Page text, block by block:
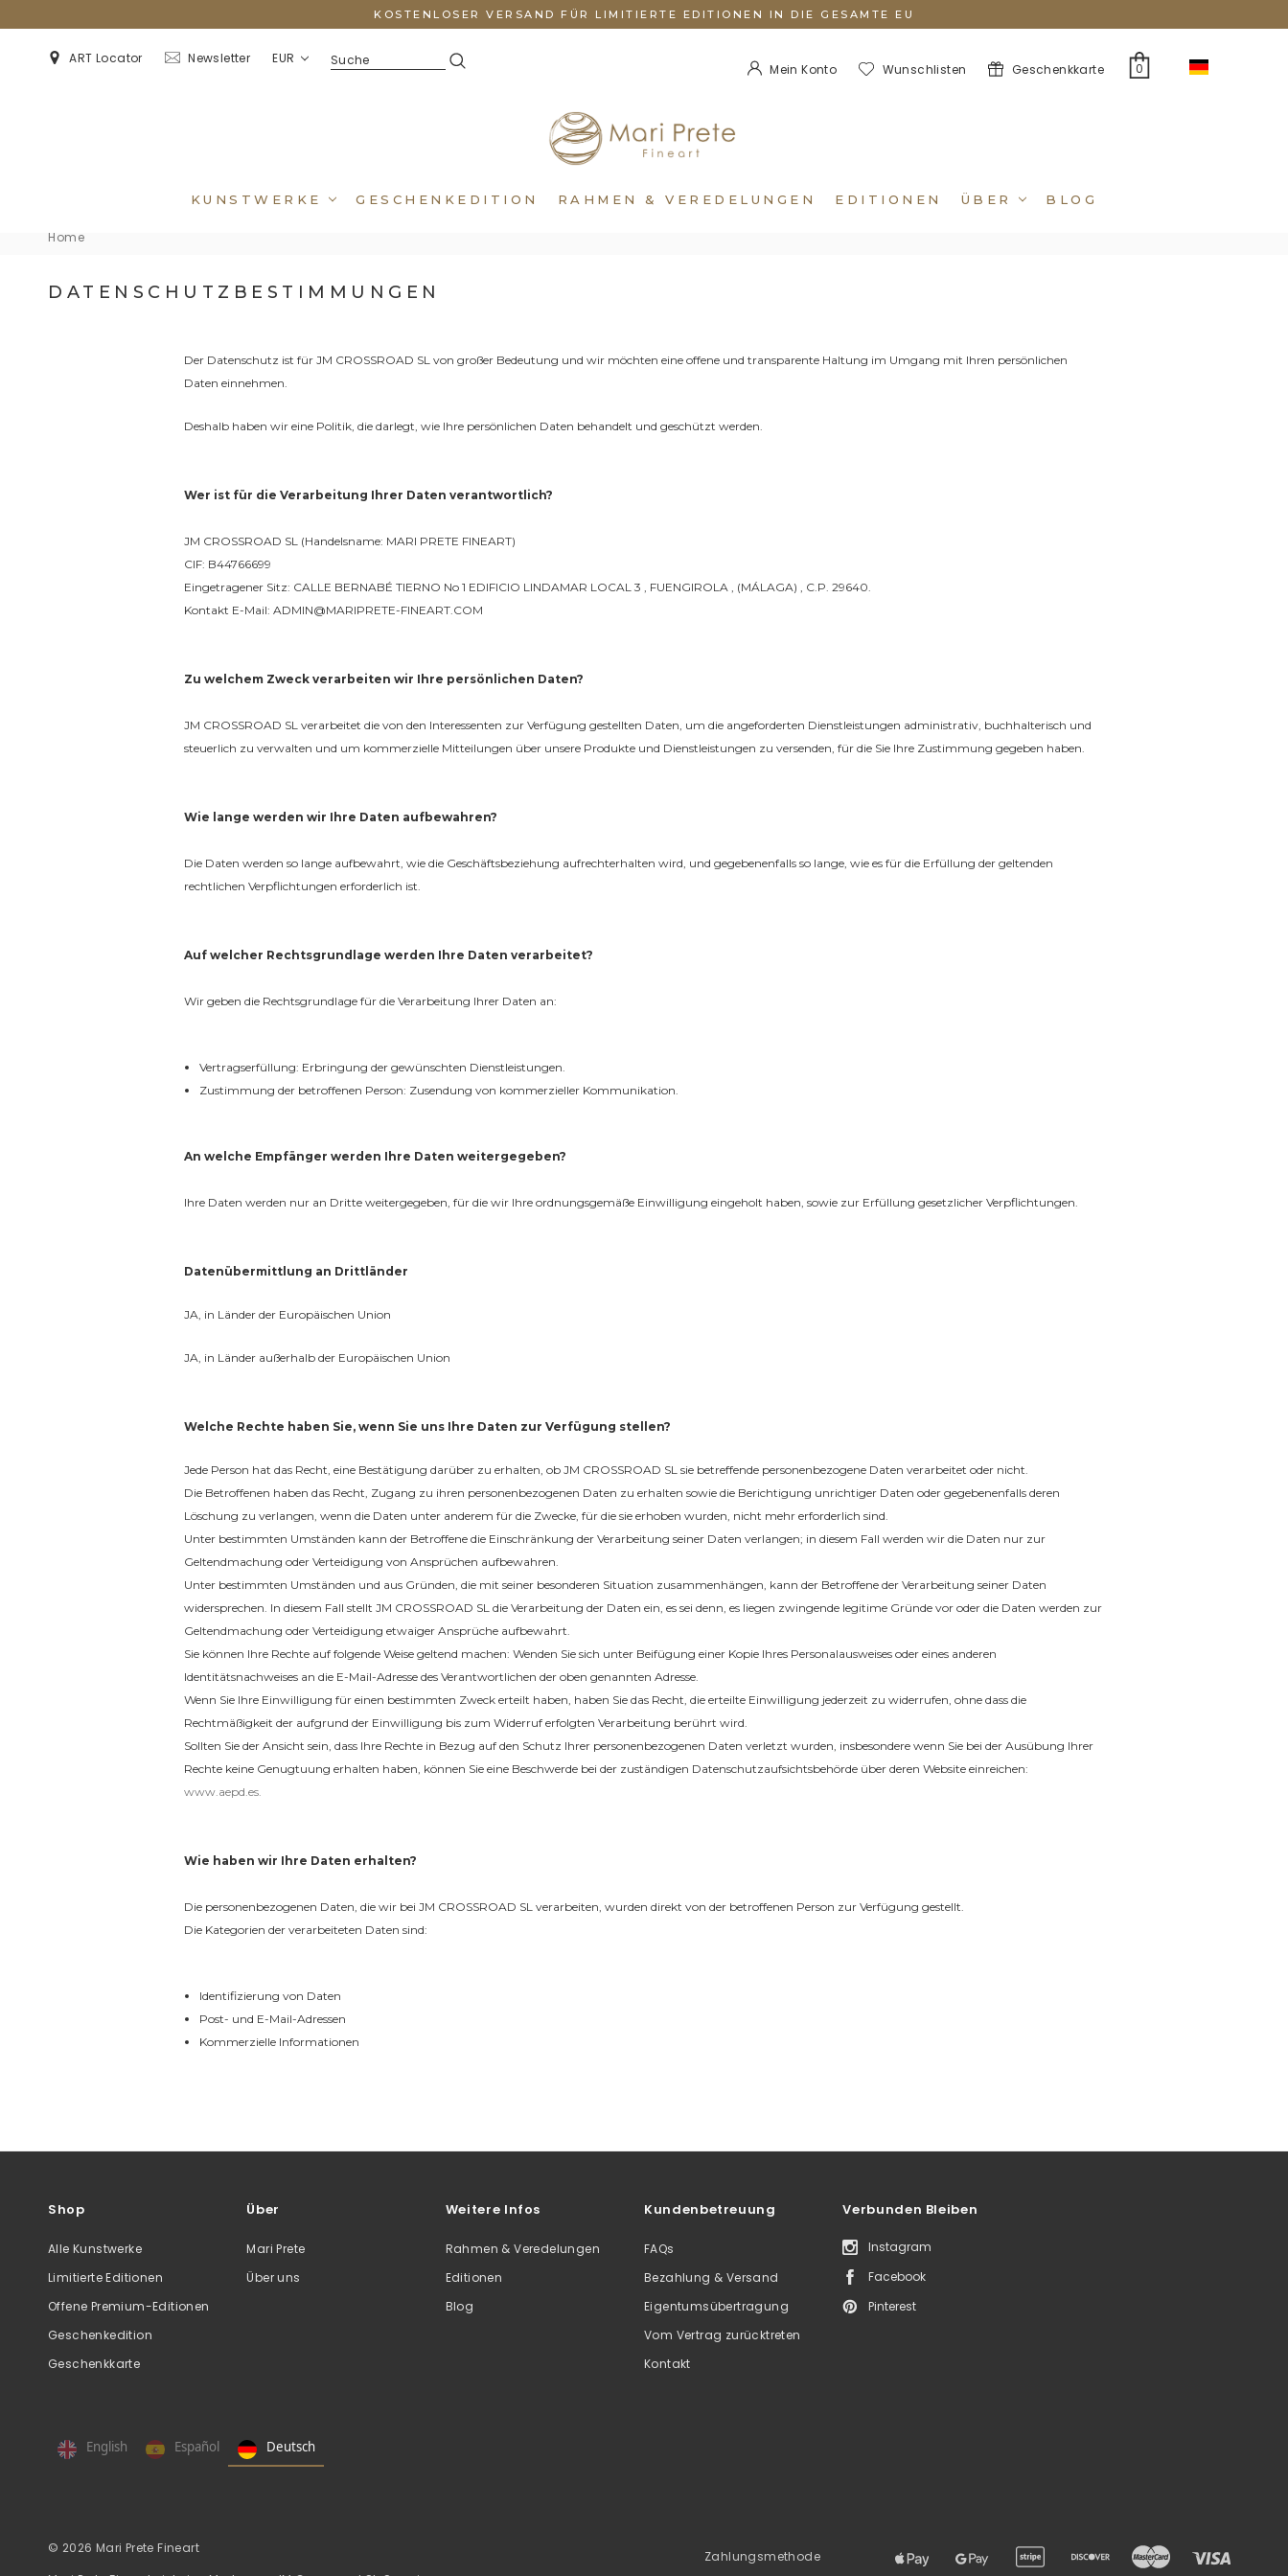
KOSTENLOSER VERSAND FÜR LIMITIERTE EDITIONEN IN DIE GESAMTE EU
ART Locator Newsletter EUR
Mein Konto Wunschlisten Geschenkkarte 0
KUNSTWERKE
Street
GESCHENKEDITION RAHMEN & VEREDELUNGEN EDITIONEN ÜBER BLOG
Home
DATENSCHUTZBESTIMMUNGEN
Der Datenschutz ist für JM CROSSROAD SL von großer Bedeutung und wir möchten eine offene und transparente Haltung im Umgang mit Ihren persönlichen
Daten einnehmen.
Deshalb haben wir eine Politik, die darlegt, wie Ihre persönlichen Daten behandelt und geschützt werden.
Wer ist für die Verarbeitung Ihrer Daten verantwortlich?
JM CROSSROAD SL (Handelsname: MARI PRETE FINEART)
CIF: B44766699
Eingetragener Sitz: CALLE BERNABÉ TIERNO No 1 EDIFICIO LINDAMAR LOCAL 3 , FUENGIROLA , (MÁLAGA) , C.P. 29640.
Kontakt E-Mail: ADMIN@MARIPRETE-FINEART.COM
Zu welchem Zweck verarbeiten wir Ihre persönlichen Daten?
JM CROSSROAD SL verarbeitet die von den Interessenten zur Verfügung gestellten Daten, um die angeforderten Dienstleistungen administrativ, buchhalterisch und
steuerlich zu verwalten und um kommerzielle Mitteilungen über unsere Produkte und Dienstleistungen zu versenden, für die Sie Ihre Zustimmung gegeben haben.
Wie lange werden wir Ihre Daten aufbewahren?
Die Daten werden so lange aufbewahrt, wie die Geschäftsbeziehung aufrechterhalten wird, und gegebenenfalls so lange, wie es für die Erfüllung der geltenden
rechtlichen Verpflichtungen erforderlich ist.
Auf welcher Rechtsgrundlage werden Ihre Daten verarbeitet?
Wir geben die Rechtsgrundlage für die Verarbeitung Ihrer Daten an:
Vertragserfüllung: Erbringung der gewünschten Dienstleistungen.
Zustimmung der betroffenen Person: Zusendung von kommerzieller Kommunikation.
An welche Empfänger werden Ihre Daten weitergegeben?
Ihre Daten werden nur an Dritte weitergegeben, für die wir Ihre ordnungsgemäße Einwilligung eingeholt haben, sowie zur Erfüllung gesetzlicher Verpflichtungen.
Datenübermittlung an Drittländer
JA, in Länder der Europäischen Union
JA, in Länder außerhalb der Europäischen Union
Welche Rechte haben Sie, wenn Sie uns Ihre Daten zur Verfügung stellen?
Jede Person hat das Recht, eine Bestätigung darüber zu erhalten, ob JM CROSSROAD SL sie betreffende personenbezogene Daten verarbeitet oder nicht.
Die Betroffenen haben das Recht, Zugang zu ihren personenbezogenen Daten zu erhalten sowie die Berichtigung unrichtiger Daten oder gegebenenfalls deren
Löschung zu verlangen, wenn die Daten unter anderem für die Zwecke, für die sie erhoben wurden, nicht mehr erforderlich sind.
Unter bestimmten Umständen kann der Betroffene die Einschränkung der Verarbeitung seiner Daten verlangen; in diesem Fall werden wir die Daten nur zur
Geltendmachung oder Verteidigung von Ansprüchen aufbewahren.
Unter bestimmten Umständen und aus Gründen, die mit seiner besonderen Situation zusammenhängen, kann der Betroffene der Verarbeitung seiner Daten
widersprechen. In diesem Fall stellt JM CROSSROAD SL die Verarbeitung der Daten ein, es sei denn, es liegen zwingende legitime Gründe vor oder die Daten werden zur
Geltendmachung oder Verteidigung etwaiger Ansprüche aufbewahrt.
Sie können Ihre Rechte auf folgende Weise geltend machen: Wenden Sie sich unter Beifügung einer Kopie Ihres Personalausweises oder eines anderen
Identitätsnachweises an die E-Mail-Adresse des Verantwortlichen der oben genannten Adresse.
Wenn Sie Ihre Einwilligung für einen bestimmten Zweck erteilt haben, haben Sie das Recht, die erteilte Einwilligung jederzeit zu widerrufen, ohne dass die
Rechtmäßigkeit der aufgrund der Einwilligung bis zum Widerruf erfolgten Verarbeitung berührt wird.
Sollten Sie der Ansicht sein, dass Ihre Rechte in Bezug auf den Schutz Ihrer personenbezogenen Daten verletzt wurden, insbesondere wenn Sie bei der Ausübung Ihrer
Rechte keine Genugtuung erhalten haben, können Sie eine Beschwerde bei der zuständigen Datenschutzaufsichtsbehörde über deren Website einreichen:
www.aepd.es.
Wie haben wir Ihre Daten erhalten?
Die personenbezogenen Daten, die wir bei JM CROSSROAD SL verarbeiten, wurden direkt von der betroffenen Person zur Verfügung gestellt.
Die Kategorien der verarbeiteten Daten sind:
Identifizierung von Daten
Post- und E-Mail-Adressen
Kommerzielle Informationen
Shop
Alle Kunstwerke
Limitierte Editionen
Offene Premium-Editionen
Geschenkedition
Geschenkkarte
Über
Mari Prete
Über uns
Weitere Infos
Rahmen & Veredelungen
Editionen
Blog
Kundenbetreuung
FAQs
Bezahlung & Versand
Eigentumsübertragung
Vom Vertrag zurücktreten
Kontakt
Verbunden Bleiben
Instagram
Facebook
Pinterest
English Español Deutsch
© 2026 Mari Prete Fineart
Zahlungsmethode